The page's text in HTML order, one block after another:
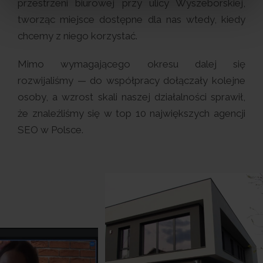
przestrzeni biurowej przy ulicy Wyszeborskiej,
tworząc miejsce dostępne dla nas wtedy, kiedy
chcemy z niego korzystać.
Mimo wymagającego okresu dalej się
rozwijaliśmy — do współpracy dołączały kolejne
osoby, a wzrost skali naszej działalności sprawił,
że znaleźliśmy się w top 10 największych agencji
SEO w Polsce.